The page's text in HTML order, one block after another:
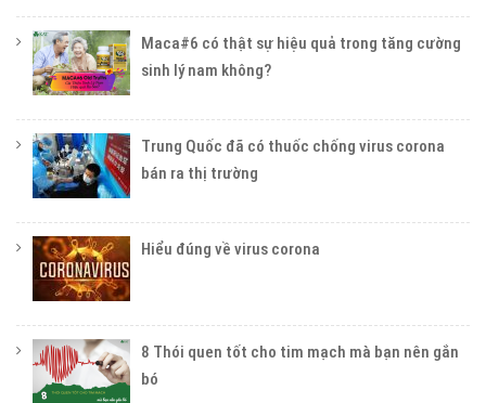
Maca#6 có thật sự hiệu quả trong tăng cường
sinh lý nam không?
Trung Quốc đã có thuốc chống virus corona
bán ra thị trường
Hiểu đúng về virus corona
8 Thói quen tốt cho tim mạch mà bạn nên gắn
bó